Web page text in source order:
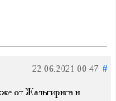
22.06.2021 00:47 #
от Жальгириса и